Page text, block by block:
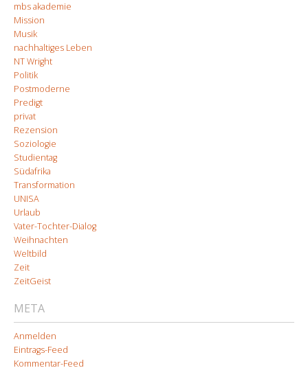
mbs akademie
Mission
Musik
nachhaltiges Leben
NT Wright
Politik
Postmoderne
Predigt
privat
Rezension
Soziologie
Studientag
Südafrika
Transformation
UNISA
Urlaub
Vater-Tochter-Dialog
Weihnachten
Weltbild
Zeit
ZeitGeist
META
Anmelden
Eintrags-Feed
Kommentar-Feed